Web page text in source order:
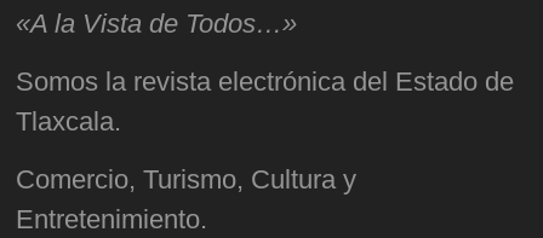
«A la Vista de Todos…»
Somos la revista electrónica del Estado de
Tlaxcala.
Comercio, Turismo, Cultura y
Entretenimiento.